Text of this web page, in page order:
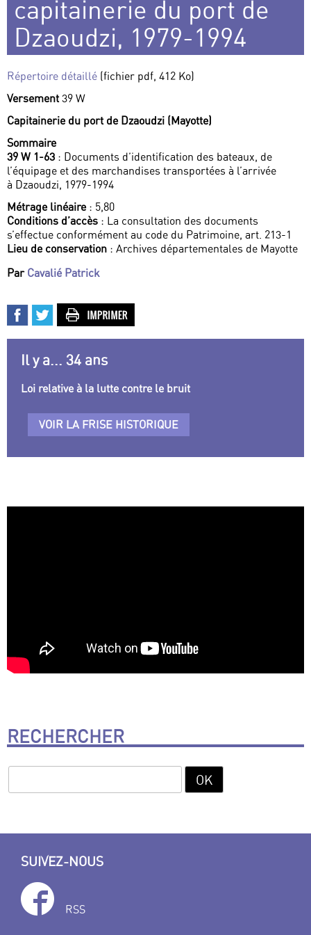
capitainerie du port de
Dzaoudzi, 1979-1994
Répertoire détaillé (fichier pdf, 412 Ko)
Versement39 W
Capitainerie du port de Dzaoudzi (Mayotte)
Sommaire
39 W 1-63 : Documents d’identification des bateaux, de
l’équipage et des marchandises transportées à l’arrivée
à Dzaoudzi, 1979-1994
Métrage linéaire: 5,80
Conditions d’accès : La consultation des documents
s’effectue conformément au code du Patrimoine, art. 213-1
Lieu de conservation : Archives départementales de Mayotte
Par Cavalié Patrick
Il y a... 34 ans
Loi relative à la lutte contre le bruit
VOIR LA FRISE HISTORIQUE
RECHERCHER
SUIVEZ-NOUS
RSS